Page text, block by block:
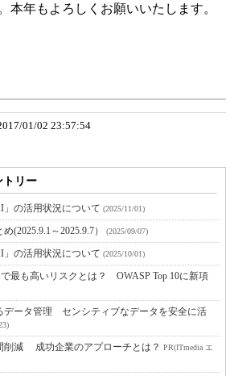
本年もよろしくお願いいたします。
01/02 23:57:54
トリー
の活用状況について (2025/11/01)
(2025.9.1～2025.9.7） (2025/09/07)
の活用状況について (2025/10/01)
最も高いリスクとは？ OWASP Top 10に新項
データ管理 センシティブなデータを安全に活
削減 成功企業のアプローチとは？ PR(ITmedia エ